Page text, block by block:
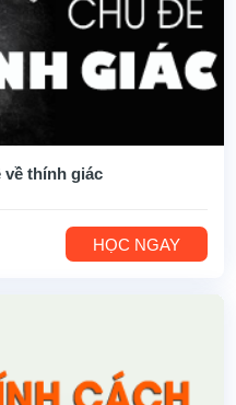
về thính giác
HỌC NGAY